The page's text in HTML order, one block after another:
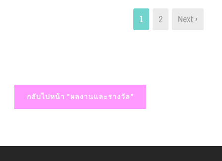
1 2 Next ›
กลับไปหน้า "ผลงานและรางวัล"